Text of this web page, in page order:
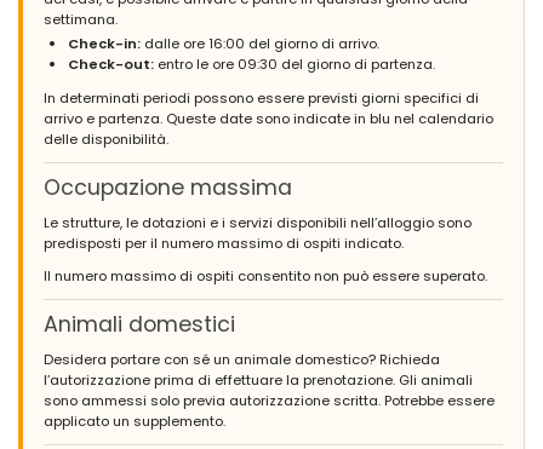
Cora, it's only s few minutes drive to the town centre , it is
spacious and well equipped with a big pool and in a very quiet
location, you won't be be disappointed.
Loved staying in your beautiful villa, it is peaceful and quiet, in a
nice location and the villa has everything needed for a
wonderful holiday. My wife and I would definitely consider
another holiday in villa Cora.
Se stai cercando una villa per le vacanze a Javea, considera
villa Cora, è a pochi minuti di auto dal centro della città, è
spaziosa e ben attrezzata con una grande piscina e in una
posizione molto tranquilla, non rimarrai deluso .
Mi è piaciuto molto soggiornare nella tua bellissima villa, è
tranquilla e silenziosa, in una bella posizione e la villa ha tutto il
necessario per una splendida vacanza. Mia moglie ed io
prenderemmo sicuramente in considerazione un'altra vacanza
a villa Cora.
settimana.
Check-in: dalle ore 16:00 del giorno di arrivo.
Check-out: entro le ore 09:30 del giorno di partenza.
In determinati periodi possono essere previsti giorni specifici di
arrivo e partenza. Queste date sono indicate in blu nel calendario
delle disponibilità.
Occupazione massima
Le strutture, le dotazioni e i servizi disponibili nell’alloggio sono
predisposti per il numero massimo di ospiti indicato.
Il numero massimo di ospiti consentito non può essere superato.
Animali domestici
Desidera portare con sé un animale domestico? Richieda
l’autorizzazione prima di effettuare la prenotazione. Gli animali
sono ammessi solo previa autorizzazione scritta. Potrebbe essere
applicato un supplemento.